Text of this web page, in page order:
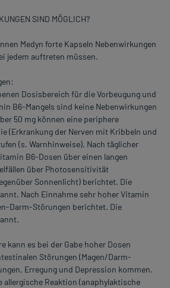
SIND MÖGLICH?
Medyn forte Kapseln Nebenwirkungen
jedem auftreten müssen.
Dosisbereich für die Vorbeugung und
B6-Mangels sind keine Nebenwirkungen
50 mg können eine periphere
(Erkrankung der Nerven mit Kribbeln und
(s. Warnhinweise). Nach täglicher
B6-Dosen über einen langen
über Photosensitivität
Sonnenlicht) berichtet. Die
Nach Einnahme sehr hoher Vitamin
Darm-Störungen berichtet. Die
kann es bei der Gabe hoher Dosen
Störungen (Magen/Darm-
Erregung und Depression kommen.
allergische Reaktion (anaphylaktische